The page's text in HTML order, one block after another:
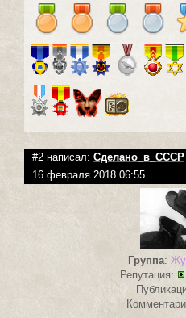
#2 написал: Сделано_в_СССР
16 февраля 2018 06:55
Группа:
Репутация: